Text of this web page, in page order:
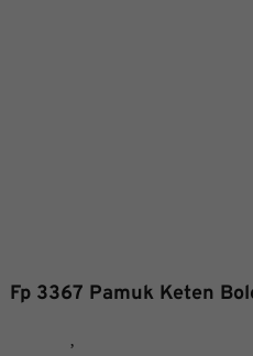
Fp 3367 Pamuk Keten